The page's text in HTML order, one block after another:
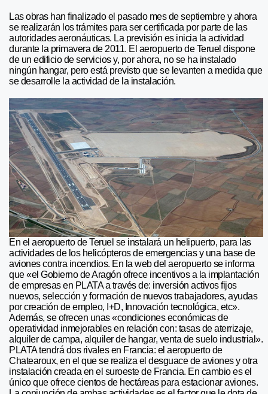
Las obras han finalizado el pasado mes de septiembre y ahora
se realizarán los trámites para ser certificada por parte de las
autoridades aeronáuticas. La previsión es inicia la actividad
durante la primavera de 2011. El aeropuerto de Teruel dispone
de un edificio de servicios y, por ahora, no se ha instalado
ningún hangar, pero está previsto que se levanten a medida que
se desarrolle la actividad de la instalación.
En el aeropuerto de Teruel se instalará un helipuerto, para las
actividades de los helicópteros de emergencias y una base de
aviones contra incendios. En la web del aeropuerto se informa
que «el Gobierno de Aragón ofrece incentivos a la implantación
de empresas en PLATA a través de: inversión activos fijos
nuevos, selección y formación de nuevos trabajadores, ayudas
por creación de empleo, I+D, Innovación tecnológica, etc».
Además, se ofrecen unas «condiciones económicas de
operatividad inmejorables en relación con: tasas de aterrizaje,
alquiler de campa, alquiler de hangar, venta de suelo industrial».
PLATA tendrá dos rivales en Francia: el aeropuerto de
Chatearoux, en el que se realiza el desguace de aviones y otra
instalación creada en el suroeste de Francia. En cambio es el
único que ofrece cientos de hectáreas para estacionar aviones.